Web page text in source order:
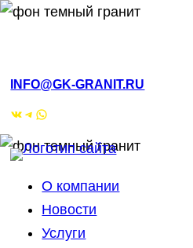
INFO@GK-GRANIT.RU
ВКонтакте
Telegram
WhatsApp
О компании
Новости
Услуги